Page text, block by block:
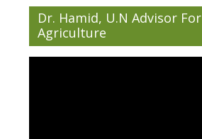
Dr. Hamid, U.N Advisor For
Agriculture